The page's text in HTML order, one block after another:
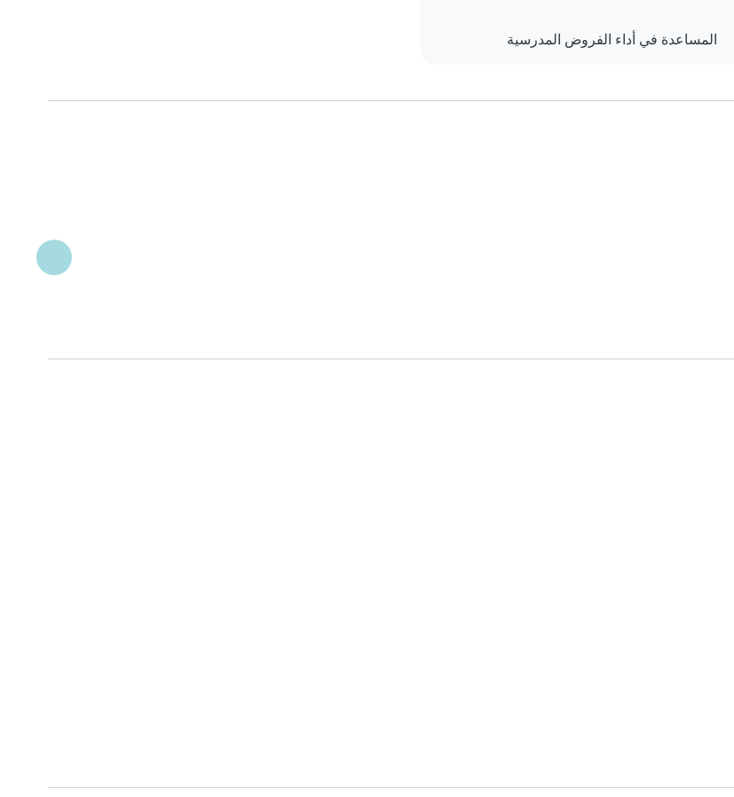
المساعدة في أداء الفروض المدرسية